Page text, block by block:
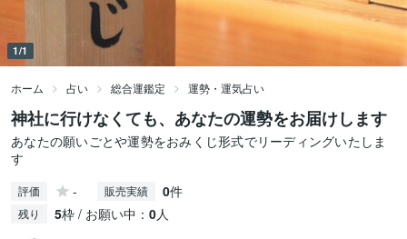
1/1
ホーム 占い 総合運鑑定 運勢・運気占い
神社に行けなくても、あなたの運勢をお届けします
あなたの願いごとや運勢をおみくじ形式でリーディングいたしま
す
評価 - 販売実績 0件
残り 5枠 / お願い中： 0人